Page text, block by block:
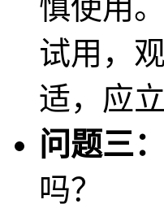
慎使用
试用，
适，应
问题三：
吗？